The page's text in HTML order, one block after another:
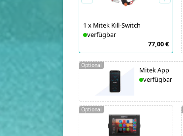
1 x Mitek Kill-Switch
verfügbar
77,00 €
Mitek App
verfügbar
Optional
Optional